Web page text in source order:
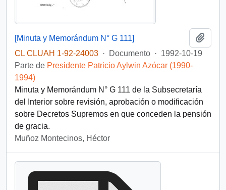
[Minuta y Memorándum N° G 111]
CL CLUAH 1-92-24003 · Documento · 1992-10-19
Parte de Presidente Patricio Aylwin Azócar (1990-
1994)
Minuta y Memorándum N° G 111 de la Subsecretaría
del Interior sobre revisión, aprobación o modificación
sobre Decretos Supremos en que conceden la pensión
de gracia.
Muñoz Montecinos, Héctor